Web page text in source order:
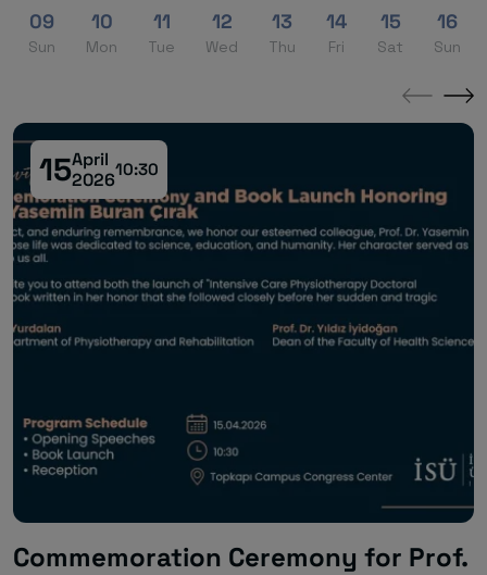
09
Sun
10
Mon
11
Tue
12
Wed
13
Thu
14
Fri
15
Sat
16
Sun
→
←
15April
202610:30
Commemoration Ceremony for Prof.